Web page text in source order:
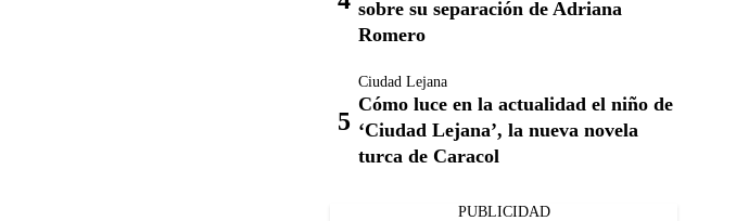
sobre su separación de Adriana
Romero
Ciudad Lejana
Cómo luce en la actualidad el niño de
‘Ciudad Lejana’, la nueva novela
turca de Caracol
PUBLICIDAD